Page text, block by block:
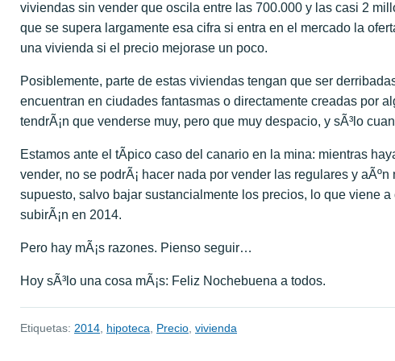
viviendas sin vender que oscila entre las 700.000 y las casi 2
que se supera largamente esa cifra si entra en el mercado la
una vivienda si el precio mejorase un poco.
Posiblemente, parte de estas viviendas tengan que ser
encuentran en ciudades fantasmas o directamente creadas por
tendrÃ¡n que venderse muy, pero que muy despacio, y sÃ³lo
Estamos ante el tÃ­pico caso del canario en la mina: mientras
vender, no se podrÃ¡ hacer nada por vender las regulares y
supuesto, salvo bajar sustancialmente los precios, lo que viene
subirÃ¡n en 2014.
Pero hay mÃ¡s razones. Pienso seguir…
Hoy sÃ³lo una cosa mÃ¡s: Feliz Nochebuena a todos.
Etiquetas: 2014 hipoteca Precio vivienda